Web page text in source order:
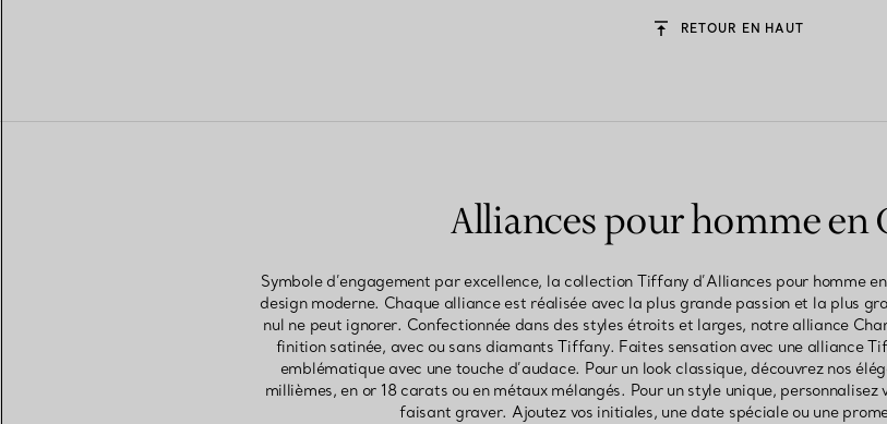
RETOUR EN HAUT
Alliances pour homme en
Symbole d’engagement par excellence, la collection Tiffany d’Alliances pour homme
design moderne. Chaque alliance est réalisée avec la plus grande passion et la plus
nul ne peut ignorer. Confectionnée dans des styles étroits et larges, notre alliance
finition satinée, avec ou sans diamants Tiffany. Faites sensation avec une alliance
emblématique avec une touche d’audace. Pour un look classique, découvrez nos
millièmes, en or 18 carats ou en métaux mélangés. Pour un style unique,
faisant graver. Ajoutez vos initiales, une date spéciale ou une